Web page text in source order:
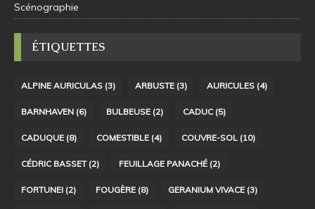
Scénographie
ÉTIQUETTES
ALPINE AURICULAS (3) ARBUSTE (3) AURICULES (4)
BARNHAVEN (6) BULBEUSE (2) CADUC(5)
CADUQUE (8) COMESTIBLE (4) COUVRE-SOL (10)
CÉDRIC BASSET(2) FEUILLAGE PANACHÉ (2)
FORTUNEI (2) FOUGÈRE (8) GERANIUM VIVACE (3)